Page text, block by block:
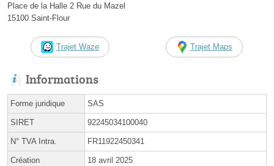
Place de la Halle 2 Rue du Mazel
15100 Saint-Flour
Trajet Waze Trajet Maps
Informations
Forme juridique SAS
SIRET 92245034100040
N° TVA Intra. FR11922450341
Création 18 avril 2025